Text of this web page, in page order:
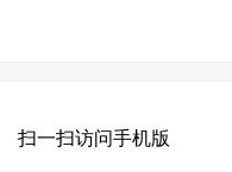
扫一扫访问手机版